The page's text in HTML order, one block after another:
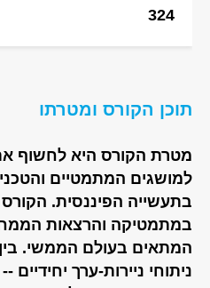
324
תוכן הקורס ומטרתו
מטרת הקורס היא לחשוף
למושגים המתמטיים
בתעשייה הפיננסית. הקורס
במתמטיקה והרצאות
המתאים בעולם הממשי. בין
ניתוחי ניירות-ערך יחידיים